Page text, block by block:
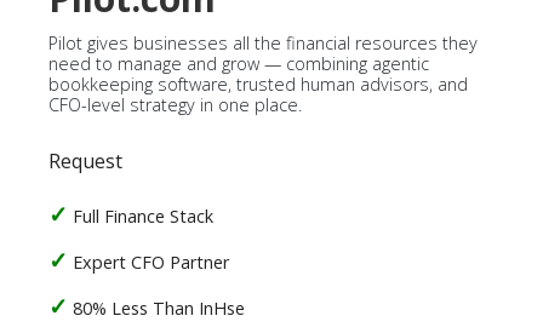
Pilot gives businesses all the financial resources they
need to manage and grow — combining agentic
bookkeeping software, trusted human advisors, and
CFO-level strategy in one place.
Request
Full Finance Stack
Expert CFO Partner
80% Less Than InHse